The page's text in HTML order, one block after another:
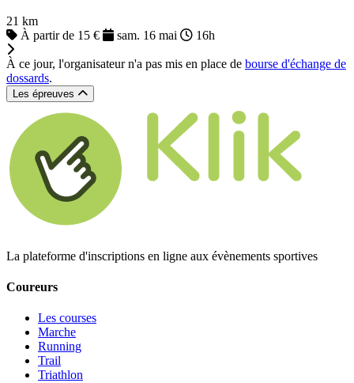
21 km
À partir de 15 €
sam. 16 mai 16h
À ce jour, l'organisateur n'a pas mis en place de bourse d'échange de
dossards.
Les épreuves
La plateforme d'inscriptions en ligne aux évènements sportives
Coureurs
Les courses
Marche
Running
Trail
Triathlon